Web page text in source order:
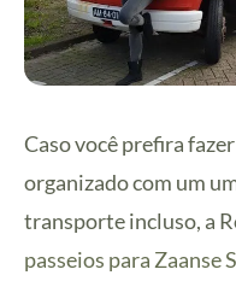
Caso você prefira
organizado com um
transporte incluso, a
passeios para Zaanse